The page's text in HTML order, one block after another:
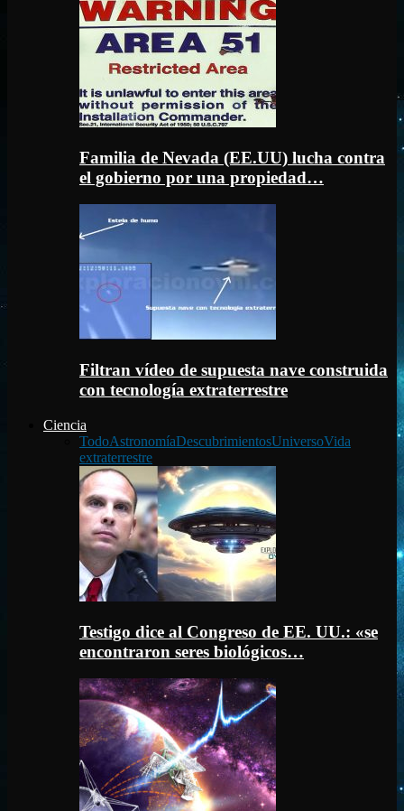
Familia de Nevada (EE.UU) lucha contra
el gobierno por una propiedad…
Filtran vídeo de supuesta nave construida
con tecnología extraterrestre
Ciencia
TodoAstronomíaDescubrimientosUniversoVida
extraterrestre
Testigo dice al Congreso de EE. UU.: «se
encontraron seres biológicos…